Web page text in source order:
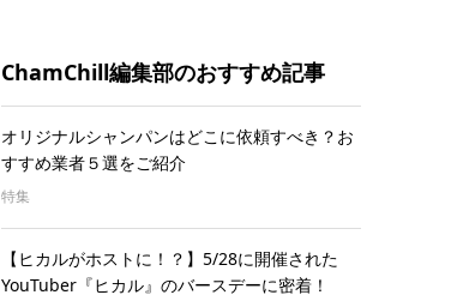
ChamChill編集部のおすすめ記事
オリジナルシャンパンはどこに依頼すべき？お
すすめ業者５選をご紹介
特集
【ヒカルがホストに！？】5/28に開催された
YouTuber『ヒカル』のバースデーに密着！